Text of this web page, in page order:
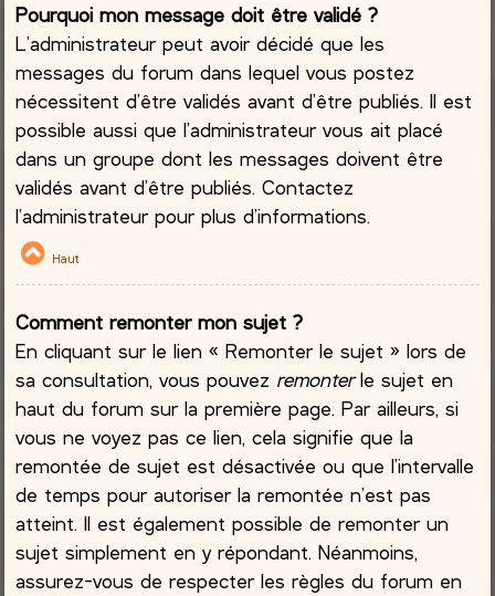
Pourquoi mon message doit être validé ?
L’administrateur peut avoir décidé que les
messages du forum dans lequel vous postez
nécessitent d’être validés avant d’être publiés. Il est
possible aussi que l’administrateur vous ait placé
dans un groupe dont les messages doivent être
validés avant d’être publiés. Contactez
l’administrateur pour plus d’informations.
Haut
Comment remonter mon sujet ?
En cliquant sur le lien « Remonter le sujet » lors de
sa consultation, vous pouvez remonterle sujet en
haut du forum sur la première page. Par ailleurs, si
vous ne voyez pas ce lien, cela signifie que la
remontée de sujet est désactivée ou que l’intervalle
de temps pour autoriser la remontée n’est pas
atteint. Il est également possible de remonter un
sujet simplement en y répondant. Néanmoins,
assurez-vous de respecter les règles du forum en